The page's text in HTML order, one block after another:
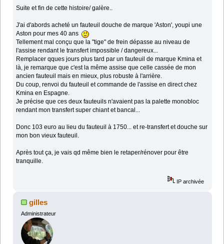
Suite et fin de cette histoire/ galère..
J'ai d'abords acheté un fauteuil douche de marque 'Aston', youpi une
Aston pour mes 40 ans
Tellement mal conçu que la "tige" de frein dépasse au niveau de
l'assise rendant le transfert impossible / dangereux...
Remplacer qques jours plus tard par un fauteuil de marque Kmina et
là, je remarque que c'est la même assise que celle cassée de mon
ancien fauteuil mais en mieux, plus robuste à l'arrière.
Du coup, renvoi du fauteuil et commande de l'assise en direct chez
Kmina en Espagne.
Je précise que ces deux fauteuils n'avaient pas la palette monobloc
rendant mon transfert super chiant et bancal...
Donc 103 euro au lieu du fauteuil à 1750... et re-transfert et douche sur
mon bon vieux fauteuil.
Après tout ça, je vais qd même bien le retaper/rénover pour être
tranquille.
IP archivée
gilles
Administrateur